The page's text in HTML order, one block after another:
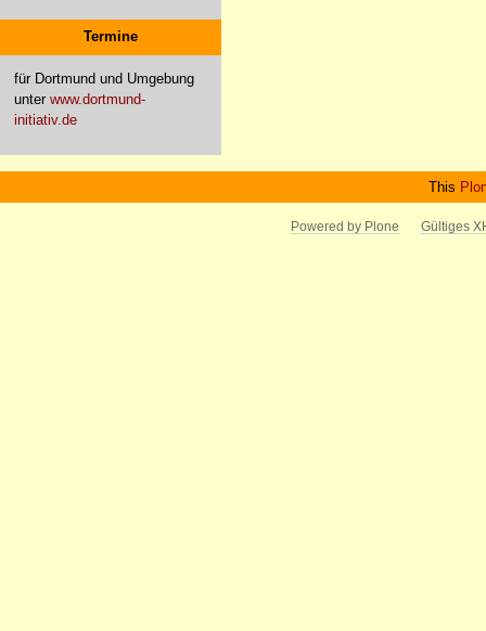
Termine
für Dortmund und Umgebung
unter www.dortmund-
initiativ.de
This
Powered by Plone Gültiges